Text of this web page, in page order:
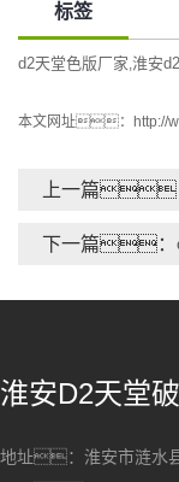
标签
d2天堂色版厂家,淮安
本文网址： http://
上一篇
下一篇：
淮安D2天堂
地址：淮安市涟水